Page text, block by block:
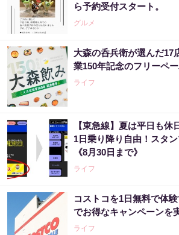
ら予約受付スタート。
グルメ
大森の呑兵衛が選んだ17
業150年記念のフリーペー
ライフ
【東急線】夏は平日も休
1日乗り降り自由！スタ
《8月30日まで》
ライフ
コストコを1日無料で体
でお得なキャンペーンを
ライフ